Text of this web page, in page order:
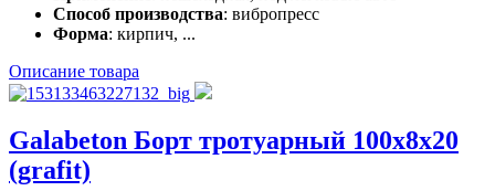
Способ производства: вибропресс
Форма: кирпич, ...
Описание товара
Galabeton Борт тротуарный 100x8x20
(grafit)